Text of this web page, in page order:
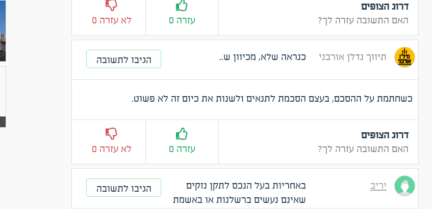
דרוג הצופים
האם התשובה עזרה לך?
עזרה 0 לא עזרה 0
תיווך נדלן אורבני כנראה שלא, מכיוון ש.. הגיבו לתשובה
כשחתמת על ההסכם, בעצם הסכמת לתנאים ולשנות את כיום זה לא פשוט.
דרוג הצופים
האם התשובה עזרה לך?
עזרה 0 לא עזרה 0
יריב
באחריות בעל הנכס לתקן נזקים
שאינם נעשים ברשלנות או באשמת
הגיבו לתשובה